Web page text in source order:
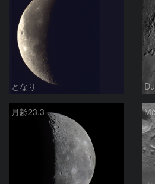
となり
月齢23.3